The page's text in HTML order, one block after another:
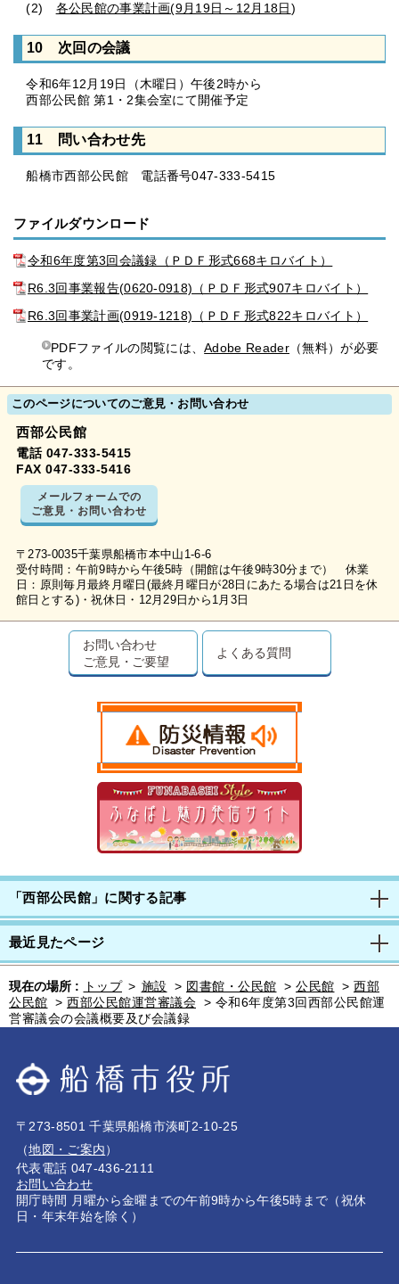
(2) 各公民館の事業計画(9月19日～12月18日)
10 次回の会議
令和6年12月19日（木曜日）午後2時から
西部公民館 第1・2集会室にて開催予定
11 問い合わせ先
船橋市西部公民館 電話番号047-333-5415
ファイルダウンロード
令和6年度第3回会議録（ＰＤＦ形式668キロバイト）
R6.3回事業報告(0620-0918)（ＰＤＦ形式907キロバイト）
R6.3回事業計画(0919-1218)（ＰＤＦ形式822キロバイト）
PDFファイルの閲覧には、Adobe Reader （無料）が必要
です。
このページについてのご意見・お問い合わせ
西部公民館
電話 047-333-5415
FAX 047-333-5416
メールフォームでの
ご意見・お問い合わせ
〒273-0035千葉県船橋市本中山1-6-6
受付時間：午前9時から午後5時（開館は午後9時30分まで） 休業
日：原則毎月最終月曜日(最終月曜日が28日にあたる場合は21日を休
館日とする)・祝休日・12月29日から1月3日
お問い合わせ
ご意見・ご要望
よくある質問
「西部公民館」に関する記事
最近見たページ
現在の場所 : トップ > 施設 > 図書館・公民館 > 公民館 > 西部
公民館 > 西部公民館運営審議会 > 令和6年度第3回西部公民館運
営審議会の会議概要及び会議録
〒273-8501 千葉県船橋市湊町2-10-25
（地図・ご案内）
代表電話 047-436-2111
お問い合わせ
開庁時間 月曜から金曜までの午前9時から午後5時まで（祝休
日・年末年始を除く）